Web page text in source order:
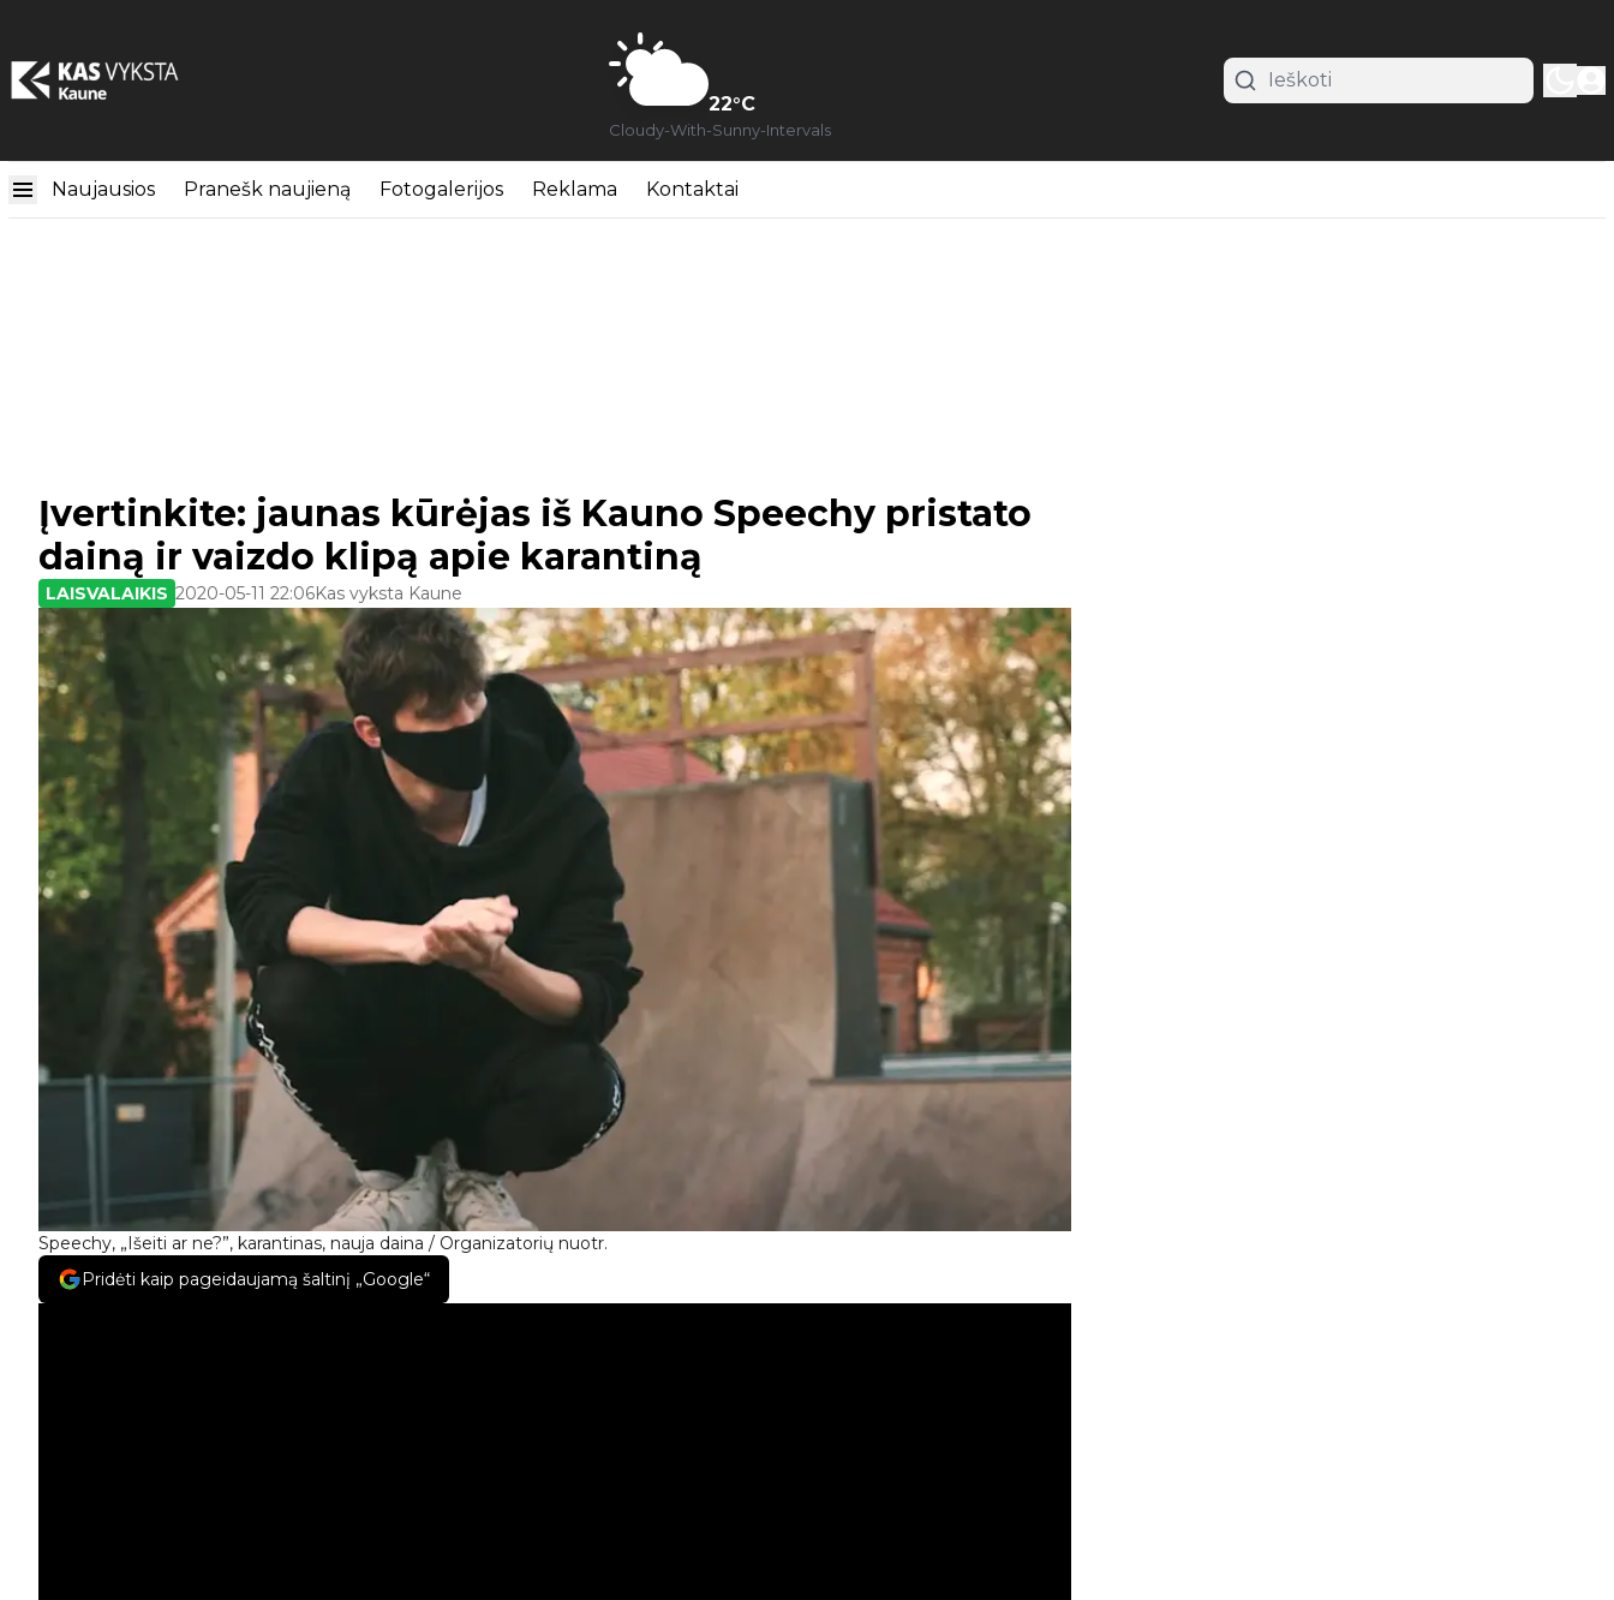
22°C
Cloudy-With-Sunny-Intervals
Naujausios Pranešk naujieną Fotogalerijos Reklama Kontaktai
Speechy, „Išeiti ar ne?”, karantinas, nauja daina / Organizatorių nuotr.
Įvertinkite: jaunas kūrėjas iš Kauno Speechy pristato
dainą ir vaizdo klipą apie karantiną
LAISVALAIKIS 2020-05-11 22:06Kas vyksta Kaune
Pridėti kaip pageidaujamą šaltinį „Google“